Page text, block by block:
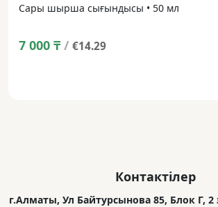
Сары шырша сығындысы • 50 мл
7 000 ₸ / €14.29
Контактілер
г.Алматы, Ул Байтурсынова 85, Блок Г, 2